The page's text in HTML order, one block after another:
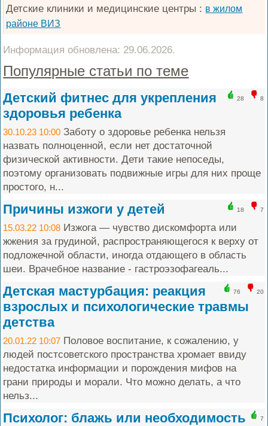
Детские клиники и медицинские центры : в жилом
районе ВИЗ
Информация обновлена: 29.06.2026.
Популярные статьи по теме
28 8
Детский фитнес для укрепления
здоровья ребенка
30.10.23 10:00 Заботу о здоровье ребенка нельзя
назвать полноценной, если нет достаточной
физической активности. Дети такие непоседы,
поэтому организовать подвижные игры для них проще
простого, н...
18 7
Причины изжоги у детей
15.03.22 10:08 Изжога — чувство дискомфорта или
жжения за грудиной, распространяющегося к верху от
подложечной области, иногда отдающего в область
шеи. Врачебное название - гастроэзофагеаль...
76 20
Детская мастурбация: реакция
взрослых и психологические травмы
детства
20.01.22 10:07 Половое воспитание, к сожалению, у
людей постсоветского пространства хромает ввиду
недостатка информации и порождения мифов на
грани природы и морали. Что можно делать, а что
нельз...
7
Психолог: блажь или необходимость